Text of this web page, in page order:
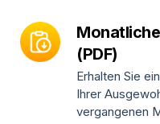
(PDF)
Erhalten Sie
Ihrer
vergangenen